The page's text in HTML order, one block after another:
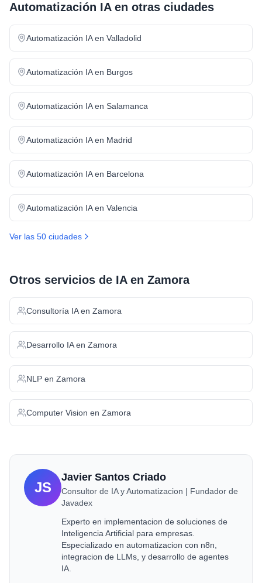
Automatización IAen otras ciudades
Automatización IAen Valladolid
Automatización IAen Burgos
Automatización IAen Salamanca
Automatización IAen Madrid
Automatización IAen Barcelona
Automatización IAen Valencia
Ver las 50 ciudades
Otros servicios de IA en Zamora
Consultoría IAen Zamora
Desarrollo IAen Zamora
NLP en Zamora
Computer Vision en Zamora
JS
Javier Santos Criado
Consultor de IA y Automatizacion | Fundador de
Javadex
Experto en implementacion de soluciones de
Inteligencia Artificial para empresas.
Especializado en automatizacion con n8n,
integracion de LLMs, y desarrollo de agentes
IA.